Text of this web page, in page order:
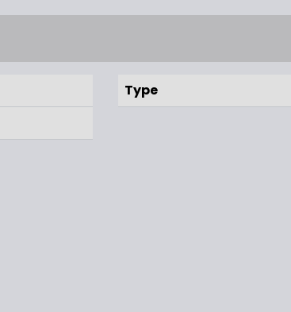
Type